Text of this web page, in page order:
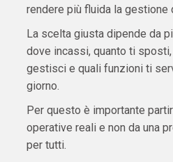
rendere più fluida la gestione
La scelta giusta dipende da
dove incassi, quanto ti
gestisci e quali funzioni ti
giorno.
Per questo è importante
operative reali e non da una
per tutti.